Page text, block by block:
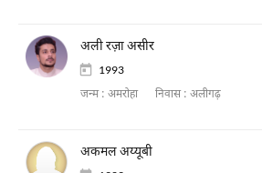
अली रज़ा असीर
1993
जन्म : अमरोहा निवास : अलीगढ़
अकमल अय्यूबी